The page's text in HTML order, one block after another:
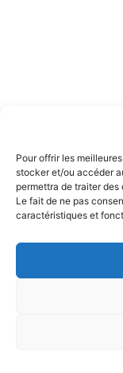
Pour offrir les
stocker et/ou accéder
permettra de traiter
Le fait de ne pas
caractéristiques et